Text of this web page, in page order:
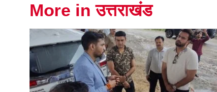
More in उत्तराखंड